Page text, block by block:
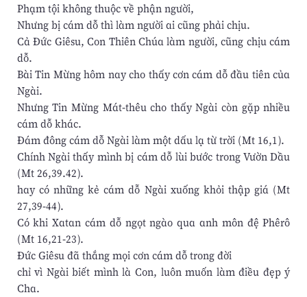
Phạm tội không thuộc về phận người,
Nhưng bị cám dỗ thì làm người ai cũng phải chịu.
Cả Đức Giêsu, Con Thiên Chúa làm người, cũng chịu cám
dỗ.
Bài Tin Mừng hôm nay cho thấy cơn cám dỗ đầu tiên của
Ngài.
Nhưng Tin Mừng Mát-thêu cho thấy Ngài còn gặp nhiều
cám dỗ khác.
Đám đông cám dỗ Ngài làm một dấu lạ từ trời (Mt 16,1).
Chính Ngài thấy mình bị cám dỗ lùi bước trong Vườn Dầu
(Mt 26,39.42).
hay có những kẻ cám dỗ Ngài xuống khỏi thập giá (Mt
27,39-44).
Có khi Xatan cám dỗ ngọt ngào qua anh môn đệ Phêrô
(Mt 16,21-23).
Đức Giêsu đã thắng mọi cơn cám dỗ trong đời
chỉ vì Ngài biết mình là Con, luôn muốn làm điều đẹp ý
Cha.